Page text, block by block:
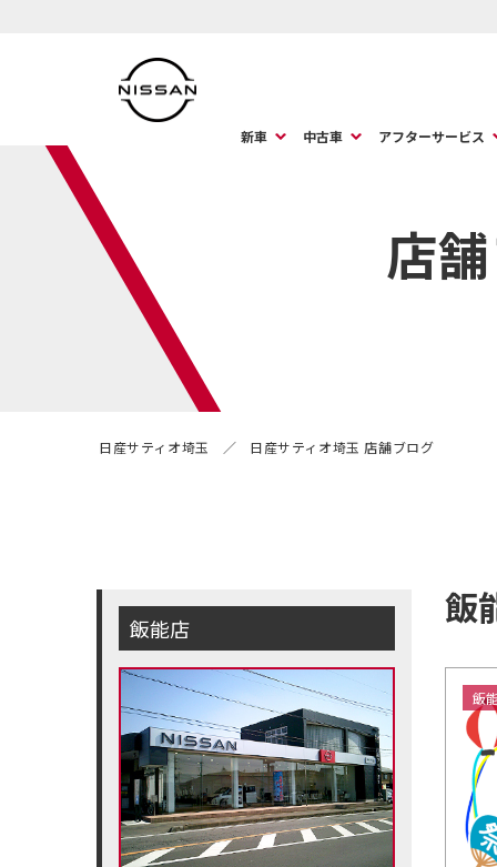
新車 中古車 アフターサービス
店
日産サティオ埼玉 日産サティオ埼玉 店舗ブログ
飯
飯
飯能店